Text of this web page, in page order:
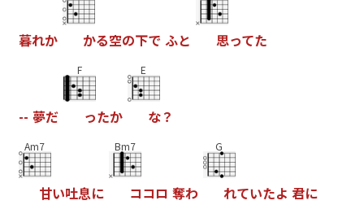
暮れか かる空の下で ふと 思ってた
-- 夢だ
F
ったか
E
な？
Am7
甘い吐息に
Bm7
ココロ 奪わ
G
れていたよ 君に